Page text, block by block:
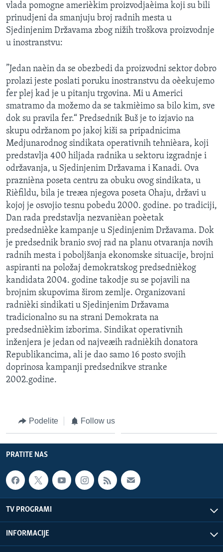
vlada pomogne amerièkim proizvodjaèima koji su bili
prinudjeni da smanjuju broj radnih mesta u
Sjedinjenim Državama zbog nižih troškova proizvodnje
u inostranstvu:
”Jedan naèin da se obezbedi da proizvodni sektor dobro
prolazi jeste poslati poruku inostranstvu da oèekujemo
fer plej kad je u pitanju trgovina. Mi u Americi
smatramo da možemo da se takmièimo sa bilo kim, sve
dok su pravila fer.“ Predsednik Buš je to izjavio na
skupu održanom po jakoj kiši sa pripadnicima
Medjunarodnog sindikata operativnih tehnièara, koji
predstavlja 400 hiljada radnika u sektoru izgradnje i
održavanja, u Sjedinjenim Državama i Kanadi. Ova
praznièna poseta centru za obuku ovog sindikata, u
Rièfildu, bila je treæa njegova poseta Ohaju, državi u
kojoj je osvojio tesnu pobedu 2000. godine. po tradiciji,
Dan rada predstavlja nezvanièan poèetak
predsednièke kampanje u Sjedinjenim Državama. Dok
je predsednik branio svoj rad na planu otvaranja novih
radnih mesta i poboljšanja ekonomske situacije, brojni
aspiranti na položaj demokratskog predsednièkog
kandidata 2004. godine takodje su se pojavili na
brojnim skupovima širom zemlje. Organizovani
radnièki sindikati u Sjedinjenim Državama
tradicionalno su na strani Demokrata na
predsednièkim izborima. Sindikat operativnih
inženjera je jedan od najveæih radnièkih donatora
Republikancima, ali je dao samo 16 posto svojih
doprinosa kampanji predsednikve stranke
2002.godine.
Podelite Follow us
PRATITE NAS
TV PROGRAMI
INFORMACIJE